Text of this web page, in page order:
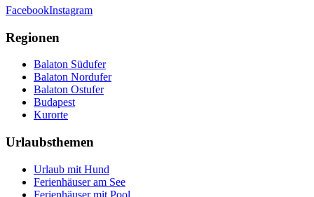
FacebookInstagram
Regionen
Balaton Südufer
Balaton Nordufer
Balaton Ostufer
Budapest
Kurorte
Urlaubsthemen
Urlaub mit Hund
Ferienhäuser am See
Ferienhäuser mit Pool